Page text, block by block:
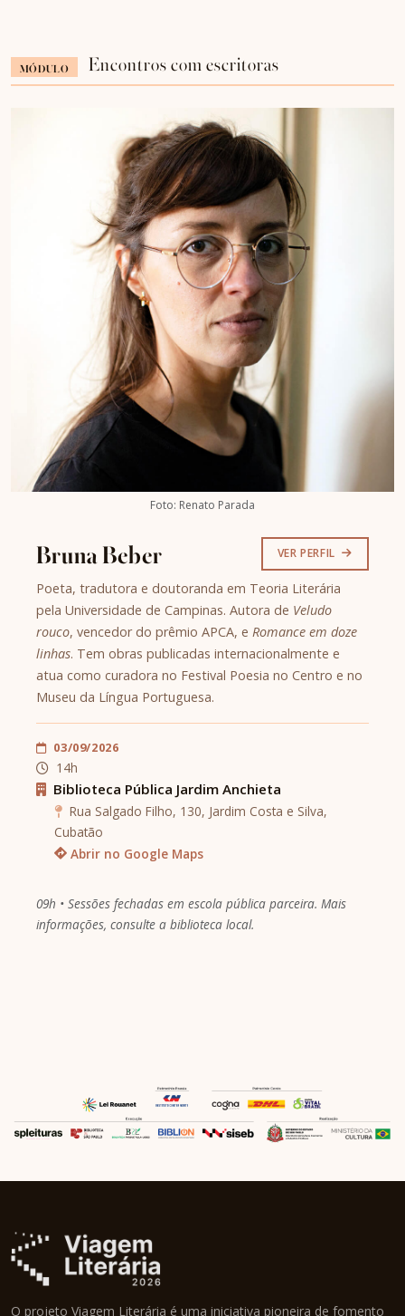
MÓDULO Encontros com escritoras
Foto: Renato Parada
Bruna Beber VER PERFIL
Poeta, tradutora e doutoranda em Teoria Literária
pela Universidade de Campinas. Autora de Veludo
rouco, vencedor do prêmio APCA, e Romance em doze
linhas. Tem obras publicadas internacionalmente e
atua como curadora no Festival Poesia no Centro e no
Museu da Língua Portuguesa.
03/09/2026
14h
Biblioteca Pública Jardim Anchieta
Rua Salgado Filho, 130, Jardim Costa e Silva,
Cubatão
Abrir no Google Maps
09h • Sessões fechadas em escola pública parceira. Mais
informações, consulte a biblioteca local.
O projeto Viagem Literária é uma iniciativa pioneira de fomento